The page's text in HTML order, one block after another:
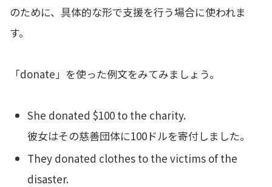
のために、具体的な形で支援を行う場合に使われま
す。
「donate」を使った例文をみてみましょう。
She donated $100 to the charity.
彼女はその慈善団体に100ドルを寄付しました。
They donated clothes to the victims of the
disaster.